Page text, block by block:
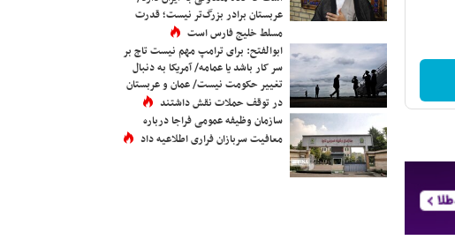
عربستان برادر بزرگ‌تر نیست؛ قدرت
مسلط خلیج فارس است
ابوالفتح: برای ترامپ مهم نیست تاج بر
سر کار باشد یا عمامه/ آمریکا به دنبال
تغییر حکومت نیست/ عمان و عربستان
در توقف حملات نقش داشتند
سازمان وظیفه عمومی فراجا درباره
معافیت سربازان فراری اطلاعیه داد